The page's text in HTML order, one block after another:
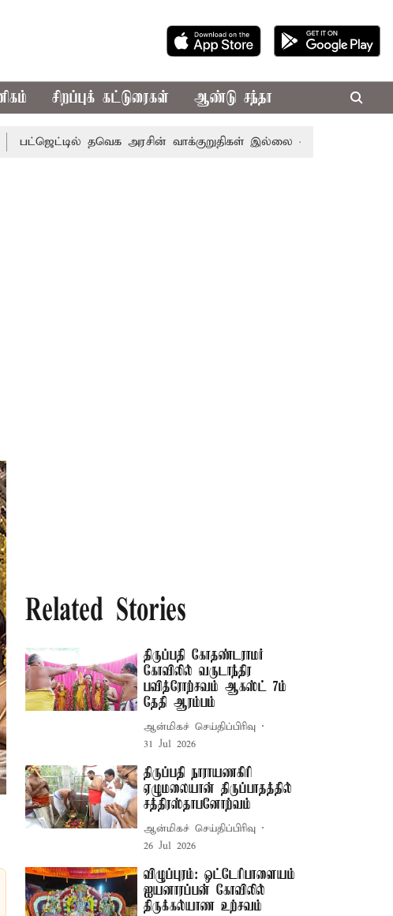
சிறப்புக் கட்டுரைகள் ஆண்டு சந்தா
தவெக அரசின் வாக்குறுதிகள் இல்லை - எடப்பாடி பழனிசாமி
Related Stories
திருப்பதி கோதண்டராமர்
கோவிலில் வருடாந்திர
பவித்ரோற்சவம் ஆகஸ்ட் 7ம்
தேதி ஆரம்பம்
ஆன்மிகச் செய்திப்பிரிவு
31 Jul 2026
திருப்பதி நாராயணகிரி
ஏழுமலையான் திருப்பாதத்தில்
சத்திரஸ்தாபனோற்வம்
ஆன்மிகச் செய்திப்பிரிவு
26 Jul 2026
விழுப்புரம்: ஒட்டேரிபாளையம்
ஐயனாரப்பன் கோவிலில்
திருக்கல்யாண உற்சவம்